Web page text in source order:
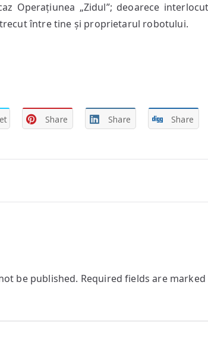
Operațiunea „Zidul”; deoarece
între tine și proprietarul robotului.
Share Share Share
be published. Required fields are marked